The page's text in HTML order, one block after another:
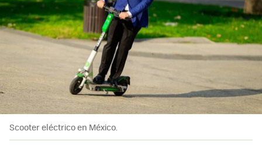
Scooter eléctrico en México.